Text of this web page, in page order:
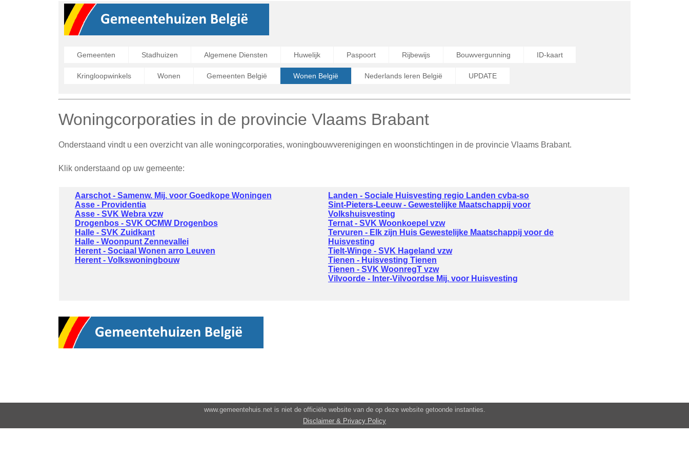
Gemeenten Stadhuizen Algemene Diensten Huwelijk Paspoort Rijbewijs Bouwvergunning ID-kaart
Kringloopwinkels Wonen Gemeenten België Wonen België Nederlands leren België UPDATE
Woningcorporaties in de provincie Vlaams Brabant
Onderstaand vindt u een overzicht van alle woningcorporaties, woningbouwverenigingen en woonstichtingen in de provincie Vlaams Brabant.
Klik onderstaand op uw gemeente:
Aarschot - Samenw. Mij. voor Goedkope Woningen
Asse - Providentia
Asse - SVK Webra vzw
Drogenbos - SVK OCMW Drogenbos
Halle - SVK Zuidkant
Halle - Woonpunt Zennevallei
Herent - Sociaal Wonen arro Leuven
Herent - Volkswoningbouw
Landen - Sociale Huisvesting regio Landen cvba-so
Sint-Pieters-Leeuw - Gewestelijke Maatschappij voor
Volkshuisvesting
Ternat - SVK Woonkoepel vzw
Tervuren - Elk zijn Huis Gewestelijke Maatschappij voor de
Huisvesting
Tielt-Winge - SVK Hageland vzw
Tienen - Huisvesting Tienen
Tienen - SVK WoonregT vzw
Vilvoorde - Inter-Vilvoordse Mij. voor Huisvesting
www.gemeentehuis.net is niet de officiële website van de op deze website getoonde instanties.
Disclaimer & Privacy Policy